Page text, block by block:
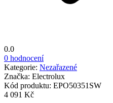
0.0
0 hodnocení
Kategorie: Nezařazené
Značka: Electrolux
Kód produktu: EPO50351SW
4 091 Kč